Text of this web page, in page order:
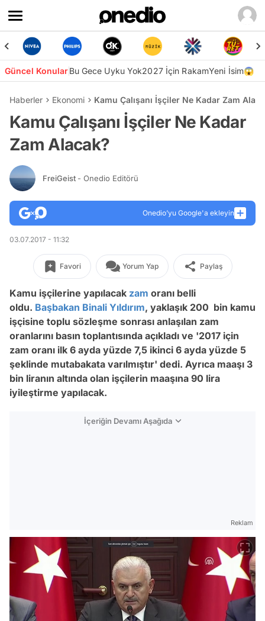
Güncel KonularBu Gece Uyku Yok2027 İçin RakamYeni İsim😱
Haberler Ekonomi Kamu Çalışanı İşçiler Ne Kadar Zam
Kamu Çalışanı İşçiler Ne Kadar
Zam Alacak?
FreiGeist - Onedio Editörü
Onedio’yu Google'a ekleyin
03.07.2017 - 11:32
Favori Yorum Yap Paylaş
Kamu işçilerine yapılacak zam oranı belli
oldu. Başbakan Binali Yıldırım, yaklaşık 200 bin kamu
işçisine toplu sözleşme sonrası anlaşılan zam
oranlarını basın toplantısında açıkladı ve '2017 için
zam oranı ilk 6 ayda yüzde 7,5 ikinci 6 ayda yüzde 5
şeklinde mutabakata varılmıştır' dedi. Ayrıca maaşı 3
bin liranın altında olan işçilerin maaşına 90 lira
iyileştirme yapılacak.
İçeriğin Devamı Aşağıda
Reklam